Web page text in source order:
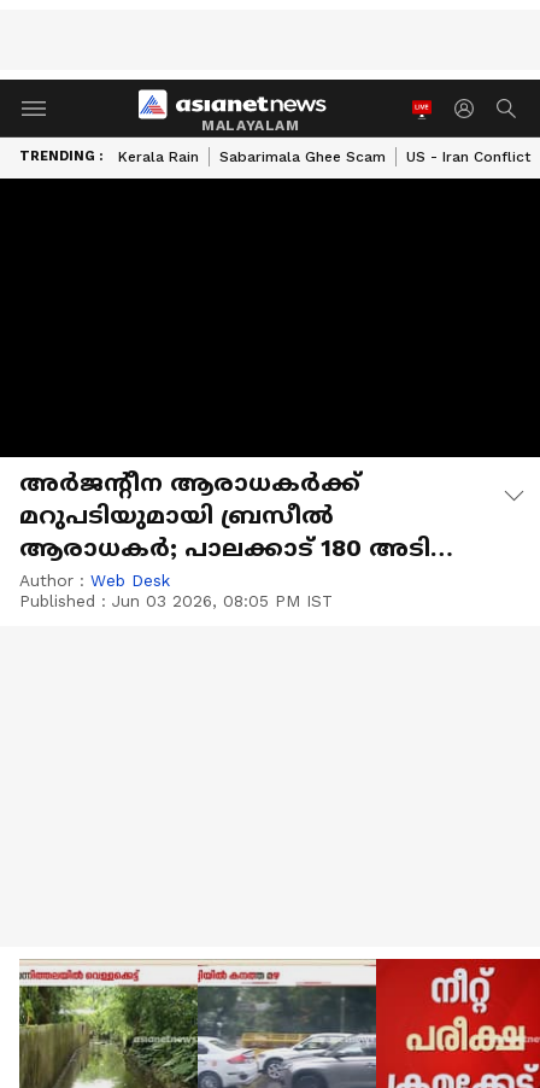
MALAYALAM
TRENDING : Kerala Rain Sabarimala Ghee Scam US - Iran Conflict
അ‍ർജൻ്റീന ആരാധക‍ർക്ക്
മറുപടിയുമായി ബ്രസീൽ
ആരാധക‍ർ; പാലക്കാട് 180 അടി
നീളമുള്ള ബ്രസീൽ ഫ്ലെക്സ്
Author : Web Desk
Published : Jun 03 2026, 08:05 PM IST